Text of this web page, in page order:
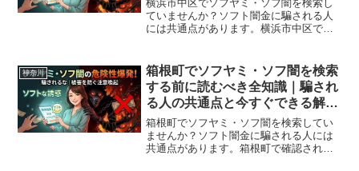
横浜市中区でソフヤミ・ソフ闇を検索し
ていませんか？ソフト闇金に騙される人
には共通点があります。横浜市中区で確
法、横浜市中区から利用できる無料相談
先まで完全解説。
神奈川
箱根町でソフヤミ・ソフ闇を検索
する前に読むべき全知識｜騙され
る人の共通点と今すぐできる解決
策
箱根町でソフヤミ・ソフ闇を検索してい
ませんか？ソフト闇金に騙される人には
共通点があります。箱根町で確認されて